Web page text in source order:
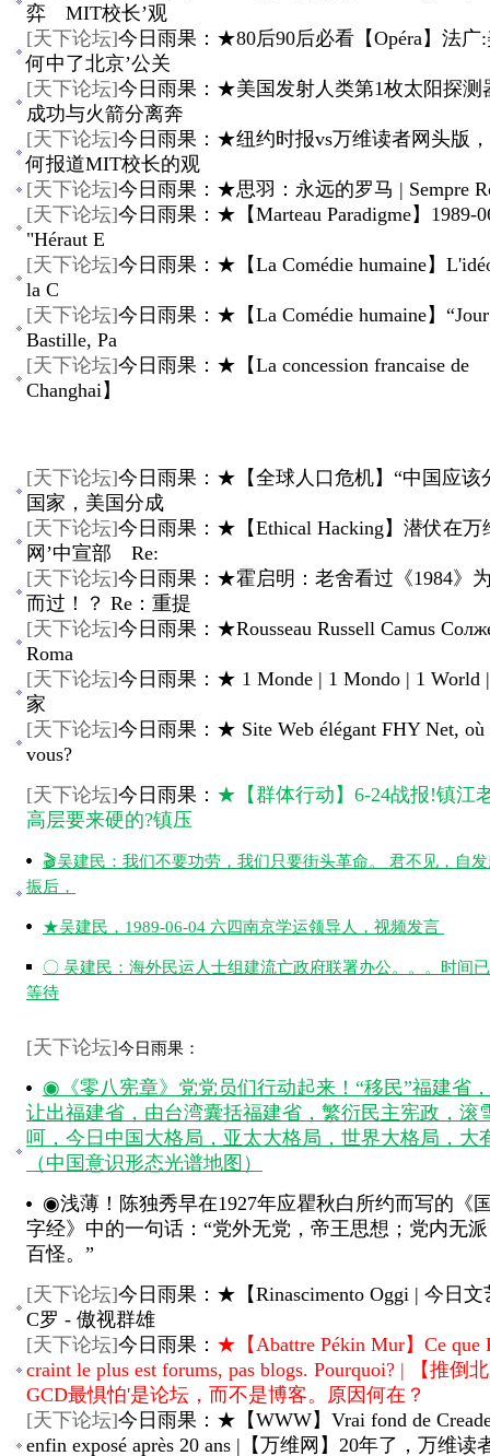
弈 MIT校长’观
[天下论坛]今日雨果：★80后90后必看【Opéra】法广
何中了北京’公关
[天下论坛]今日雨果：★美国发射人类第1枚太阳探测
成功与火箭分离奔
[天下论坛]今日雨果：★纽约时报vs万维读者网头版
何报道MIT校长的观
[天下论坛]今日雨果：★思羽：永远的罗马 | Sempre
[天下论坛]今日雨果：★【Marteau Paradigme】1989-
"Héraut E
[天下论坛]今日雨果：★【La Comédie humaine】
la C
[天下论坛]今日雨果：★【La Comédie humaine】
Bastille, Pa
[天下论坛]今日雨果：★【La concession francaise de
Changhai】
[天下论坛]今日雨果：★【全球人口危机】“中国应该
国家，美国分成
[天下论坛]今日雨果：★【Ethical Hacking】潜伏在万
网’中宣部 Re:
[天下论坛]今日雨果：★霍启明：老舍看过《1984》
而过！？ Re：重提
[天下论坛]今日雨果：★Rousseau Russell Camus
Roma
[天下论坛]今日雨果：★ 1 Monde | 1 Mondo | 1 World
家
[天下论坛]今日雨果：★ Site Web élégant FHY Net, où
vous?
[天下论坛]今日雨果： ★【群体行动】6-24战报!镇江
高层要来硬的?镇压
🎬吴建民：我们不要功劳，我们只要街头革命。 君不见，自
振后，
★吴建民，1989-06-04 六四南京学运领导人，视频发言
〇 吴建民：海外民运人士组建流亡政府联署办公。。。时间
等待
[天下论坛]今日雨果：
◉《零八宪章》党党员们行动起来！“移民”福建省
让出福建省，由台湾囊括福建省，繁衍民主宪政，滚
呵，今日中国大格局，亚太大格局，世界大格局，大
（中国意识形态光谱地图）
◉浅薄！陈独秀早在1927年应瞿秋白所约而写的《
字经》中的一句话：“党外无党，帝王思想；党内无
百怪。”
[天下论坛]今日雨果：★【Rinascimento Oggi | 今日文
C罗 - 傲视群雄
[天下论坛]今日雨果： ★【Abattre Pékin Mur】Ce que
craint le plus est forums, pas blogs. Pourquoi? | 【推倒
GCD最惧怕'是论坛，而不是博客。原因何在？
[天下论坛]今日雨果：★【WWW】Vrai fond de
enfin exposé après 20 ans |【万维网】20年了，万维读